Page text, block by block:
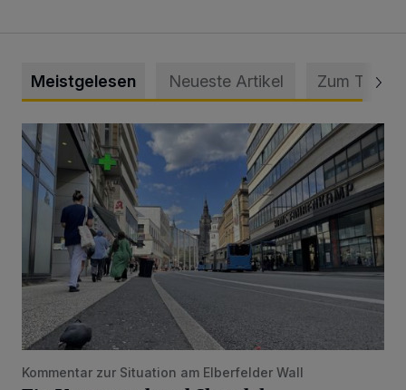
Meistgelesen Neueste Artikel Zum Thema
Ein Unzustand und Skandal
Kommentar zur Situation am Elberfelder Wall